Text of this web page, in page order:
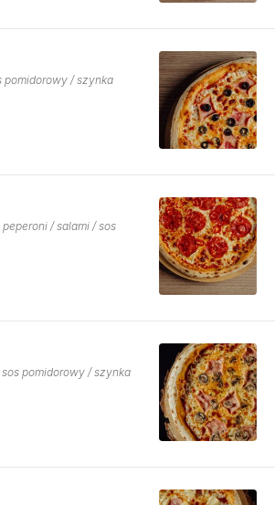
pomidorowy / szynka
/ salami / sos
pomidorowy / szynka